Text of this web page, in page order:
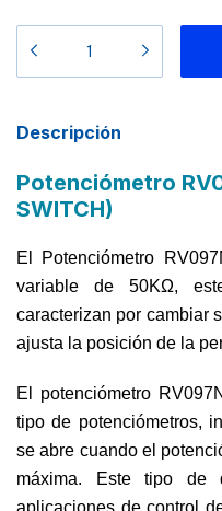
Descripción
Potenciómetro
SWITCH)
El Potenciómetro
variable de 50KΩ,
caracterizan por cambiar
ajusta la posición de la
El potenciómetro
tipo de potenciómetros,
se abre cuando el
máxima. Este tipo de